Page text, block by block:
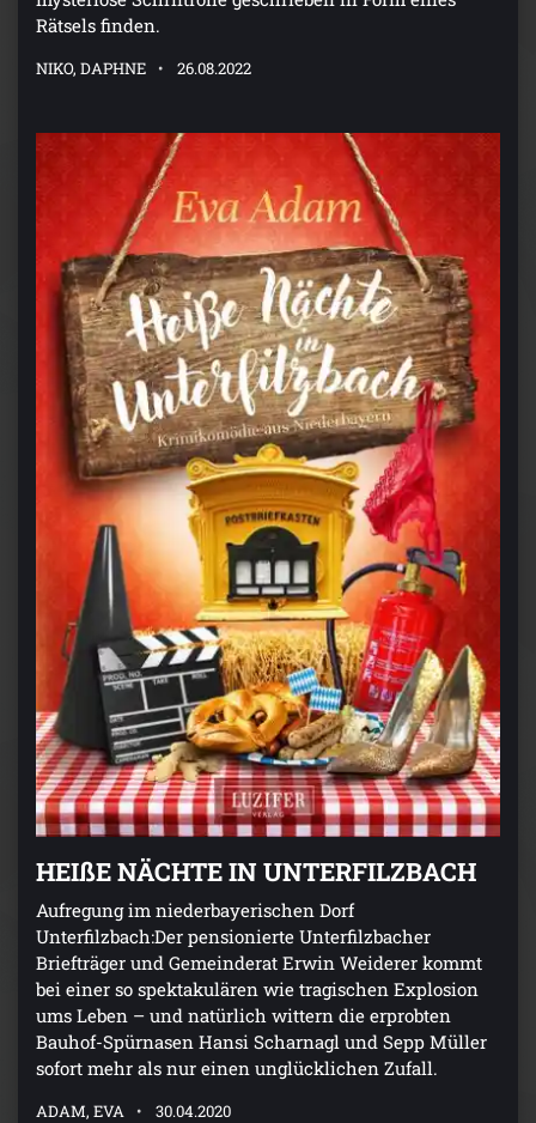
Rätsels finden.
NIKO, DAPHNE 26.08.2022
HEIßE NÄCHTE IN UNTERFILZBACH
Aufregung im niederbayerischen Dorf
Unterfilzbach:Der pensionierte Unterfilzbacher
Briefträger und Gemeinderat Erwin Weiderer kommt
bei einer so spektakulären wie tragischen Explosion
ums Leben – und natürlich wittern die erprobten
Bauhof-Spürnasen Hansi Scharnagl und Sepp Müller
sofort mehr als nur einen unglücklichen Zufall.
ADAM, EVA 30.04.2020